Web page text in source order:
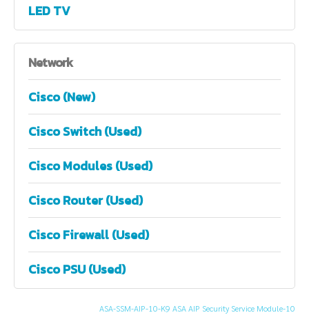
LED TV
Network
Cisco (New)
Cisco Switch (Used)
Cisco Modules (Used)
Cisco Router (Used)
Cisco Firewall (Used)
Cisco PSU (Used)
ASA-SSM-AIP-10-K9 ASA AIP Security Service Module-10